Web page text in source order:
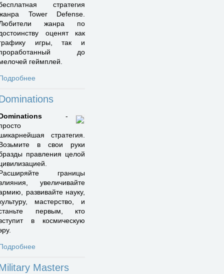
стратегия
Tower Defense.
жанра по
оценят как
игры, так и
до
геймплей.
-
стратегия.
в свои руки
правления целой
границы
увеличивайте
развивайте науку,
мастерство, и
первым, кто
в космическую
Masters